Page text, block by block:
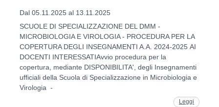
Dal 05.11.2025 al 13.11.2025
SCUOLE DI SPECIALIZZAZIONE DEL DMM -
MICROBIOLOGIA E VIROLOGIA - PROCEDURA PER LA
COPERTURA DEGLI INSEGNAMENTI A.A. 2024-2025 AI
DOCENTI INTERESSATIAvvio procedura per la
copertura, mediante DISPONIBILITA', degli Insegnamenti
ufficiali della Scuola di Specializzazione in Microbiologia e
Virologia -
Leggi